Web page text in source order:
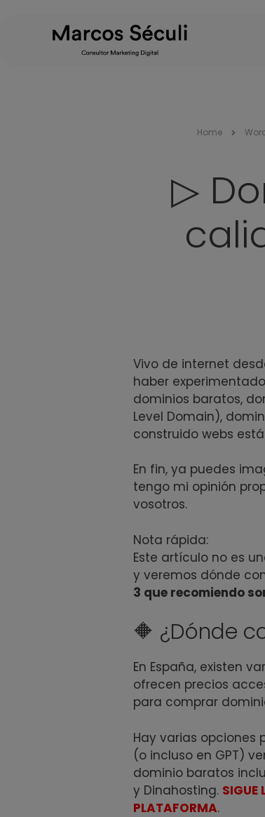
Home
▷
Vivo de internet
haber
dominios baratos,
Level Domain),
construido webs
En fin, ya puedes
tengo mi opinión
vosotros.
Nota rápida:
Este artículo no es
y veremos dónde
3 que recomiendo
🔶 ¿Dónde
En España, existen
ofrecen precios
para comprar
Hay varias opciones
(o incluso en GPT)
dominio baratos
y Dinahosting. SIGUE
PLATAFORMA.